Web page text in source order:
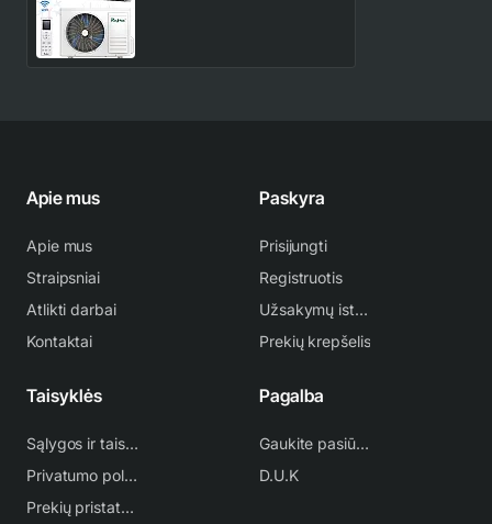
Apie mus
Apie mus
Straipsniai
Atlikti darbai
Kontaktai
Paskyra
Prisijungti
Registruotis
Užsakymų istorija
Prekių krepšelis
Taisyklės
Sąlygos ir taisyklės
Privatumo politika
Prekių pristatymas
Pagalba
Gaukite pasiūlymą
D.U.K